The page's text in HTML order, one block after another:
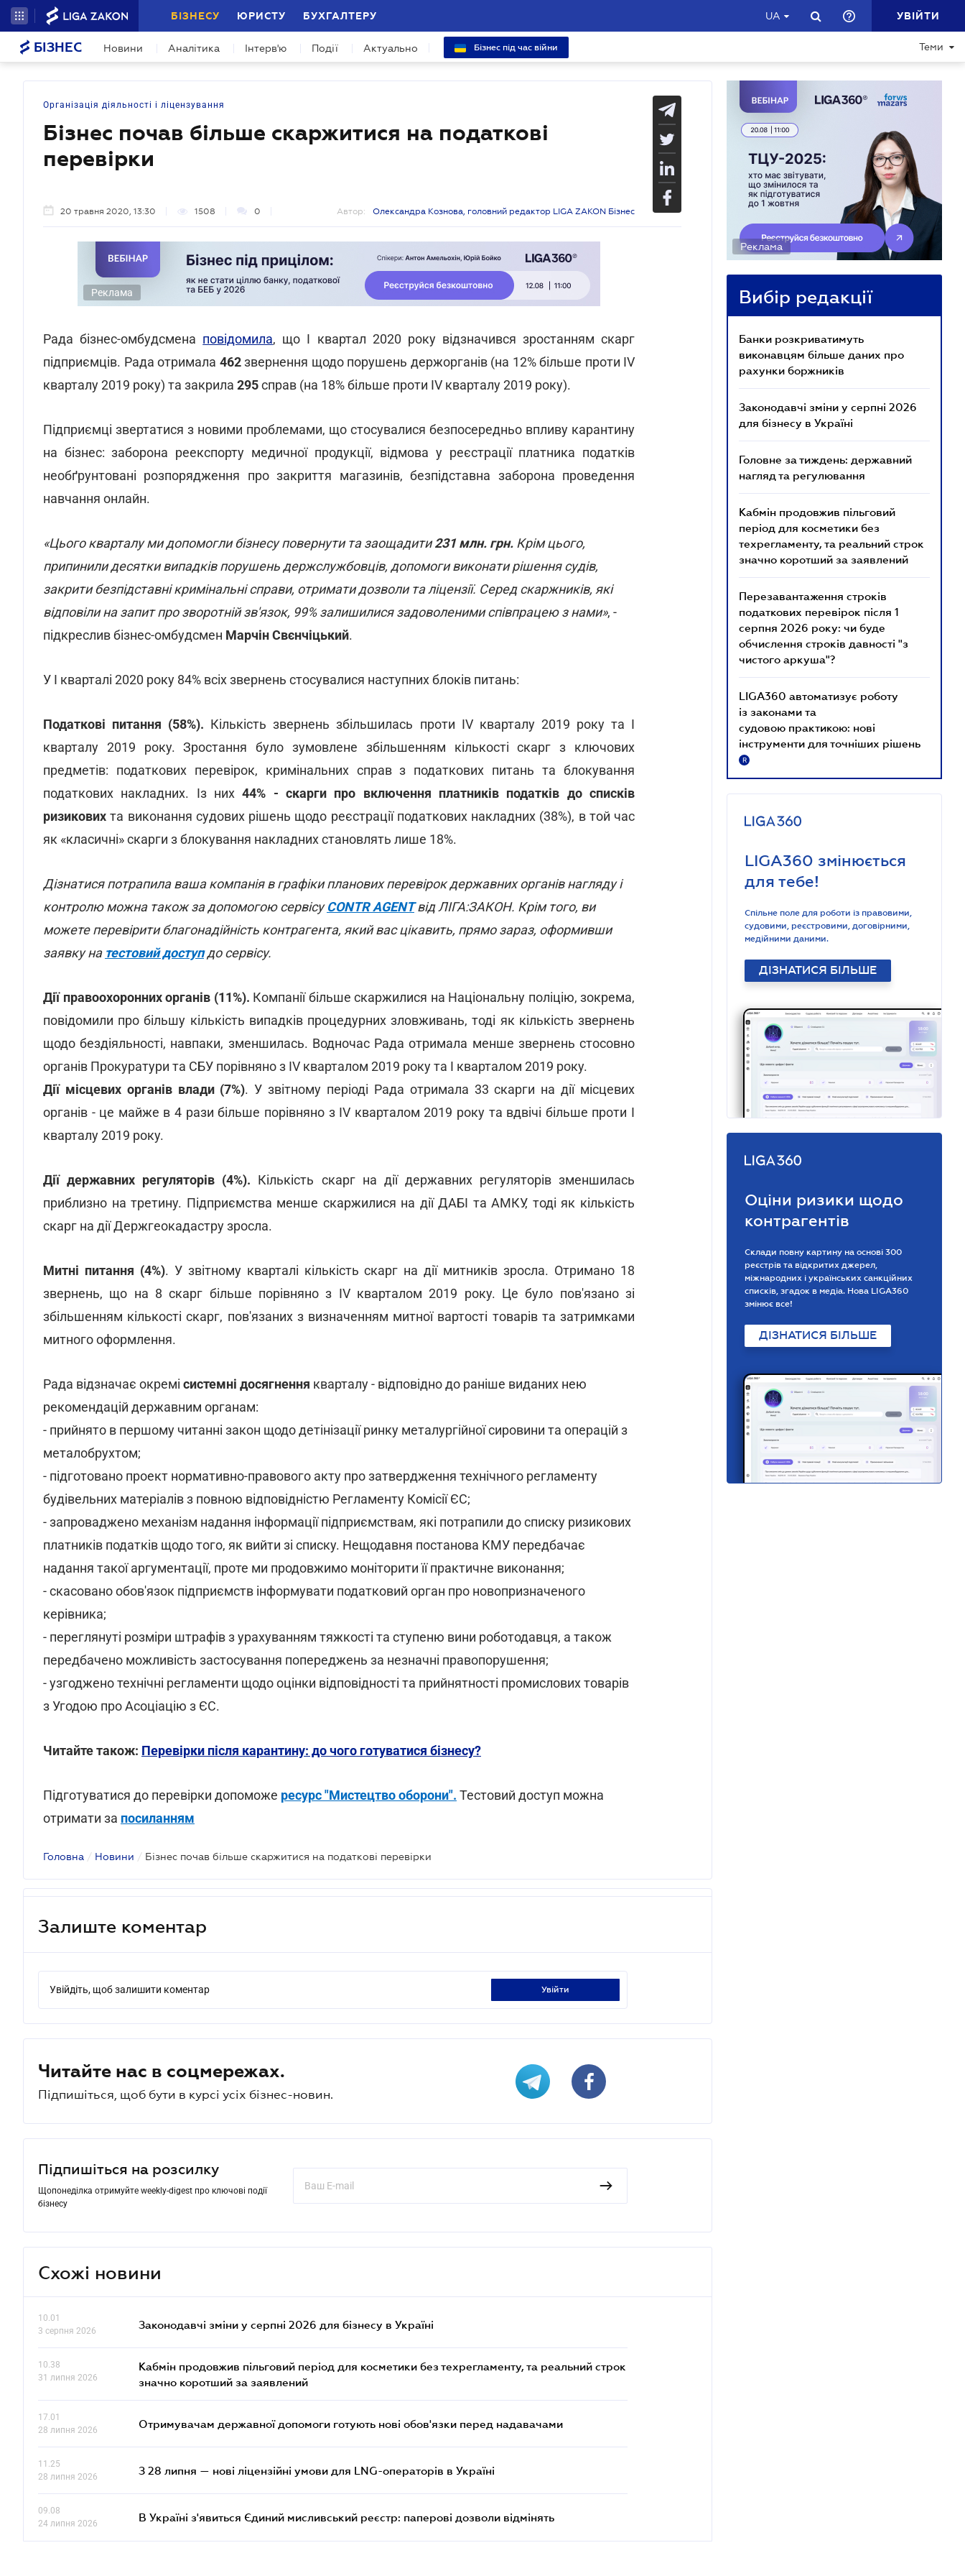
БІЗНЕСУ ЮРИСТУ БУХГАЛТЕРУ UA УВІЙТИ
БІЗНЕС Новини Аналітика Інтерв'ю Події Актуально Бізнес під час війни Теми
Організація діяльності і ліцензування
Бізнес почав більше скаржитися на податкові
перевірки
20 травня 2020, 13:30 1508 0 Автор: Олександра Кознова, головний редактор LIGA ZAKON Бізнес
Реклама
Рада бізнес-омбудсмена повідомила, що I квартал 2020 року відзначився зростанням скарг
підприємців. Рада отримала 462звернення щодо порушень держорганів (на 12% більше проти ІV
кварталу 2019 року) та закрила 295справ (на 18% більше проти ІV кварталу 2019 року).
Підприємці звертатися з новими проблемами, що стосувалися безпосередньо впливу карантину
на бізнес: заборона реекспорту медичної продукції, відмова у реєстрації платника податків
необґрунтовані розпорядження про закриття магазинів, безпідставна заборона проведення
навчання онлайн.
«Цього кварталу ми допомогли бізнесу повернути та заощадити231 млн. грн. Крім цього,
припинили десятки випадків порушень держслужбовців, допомоги виконати рішення судів,
закрити безпідставні кримінальні справи, отримати дозволи та ліцензії. Серед скаржників, які
відповіли на запит про зворотній зв'язок, 99% залишилися задоволеними співпрацею з нами», -
підкреслив бізнес-омбудсмен Марчін Свєнчіцький.
У І кварталі 2020 року 84% всіх звернень стосувалися наступних блоків питань:
Податкові питання (58%). Кількість звернень збільшилась проти ІV кварталу 2019 року та І
кварталу 2019 року. Зростання було зумовлене збільшенням кількості скарг з ключових
предметів: податкових перевірок, кримінальних справ з податкових питань та блокування
податкових накладних. Із них44% - скарги про включення платників податків до списків
ризиковихта виконання судових рішень щодо реєстрації податкових накладних (38%), в той час
як «класичні» скарги з блокування накладних становлять лише 18%.
Дізнатися потрапила ваша компанія в графіки планових перевірок державних органів нагляду і
контролю можна також за допомогою сервісуCONTR AGENTвід ЛІГА:ЗАКОН. Крім того, ви
можете перевірити благонадійність контрагента, який вас цікавить, прямо зараз, оформивши
заявку на тестовий доступдо сервісу.
Дії правоохоронних органів (11%). Компанії більше скаржилися на Національну поліцію, зокрема,
повідомили про більшу кількість випадків процедурних зловживань, тоді як кількість звернень
щодо бездіяльності, навпаки, зменшилась. Водночас Рада отримала менше звернень стосовно
органів Прокуратури та СБУ порівняно з ІV кварталом 2019 року та І кварталом 2019 року.
Дії місцевих органів влади (7%). У звітному періоді Рада отримала 33 скарги на дії місцевих
органів - це майже в 4 рази більше порівняно з IV кварталом 2019 року та вдвічі більше проти І
кварталу 2019 року.
Дії державних регуляторів (4%). Кількість скарг на дії державних регуляторів зменшилась
приблизно на третину. Підприємства менше скаржилися на дії ДАБІ та АМКУ, тоді як кількість
скарг на дії Держгеокадастру зросла.
Митні питання (4%). У звітному кварталі кількість скарг на дії митників зросла. Отримано 18
звернень, що на 8 скарг більше порівняно з IV кварталом 2019 року. Це було пов'язано зі
збільшенням кількості скарг, пов'язаних з визначенням митної вартості товарів та затримками
митного оформлення.
Рада відзначає окремі системні досягнення кварталу - відповідно до раніше виданих нею
рекомендацій державним органам:
- прийнято в першому читанні закон щодо детінізації ринку металургійної сировини та операцій з
металобрухтом;
- підготовано проект нормативно-правового акту про затвердження технічного регламенту
будівельних матеріалів з повною відповідністю Регламенту Комісії ЄС;
- запроваджено механізм надання інформації підприємствам, які потрапили до списку ризикових
платників податків щодо того, як вийти зі списку. Нещодавня постанова КМУ передбачає
надання такої аргументації, проте ми продовжимо моніторити її практичне виконання;
- скасовано обов'язок підприємств інформувати податковий орган про новопризначеного
керівника;
- переглянуті розміри штрафів з урахуванням тяжкості та ступеню вини роботодавця, а також
передбачено можливість застосування попереджень за незначні правопорушення;
- узгоджено технічні регламенти щодо оцінки відповідності та прийнятності промислових товарів
з Угодою про Асоціацію з ЄС.
Читайте також: Перевірки після карантину: до чого готуватися бізнесу?
Підготуватися до перевірки допоможе ресурс "Мистецтво оборони". Тестовий доступ можна
отримати за посиланням
Головна / Новини / Бізнес почав більше скаржитися на податкові перевірки
Залиште коментар
Увійдіть, щоб залишити коментар увійти
Читайте нас в соцмережах.
Підпишіться, щоб бути в курсі усіх бізнес-новин.
Підпишіться на розсилку
Щопонеділка отримуйте weekly-digest про ключові події
бізнесу
Схожі новини
10.01
3 серпня 2026
Законодавчі зміни у серпні 2026 для бізнесу в Україні
10.38
31 липня 2026
Кабмін продовжив пільговий період для косметики без техрегламенту, та реальний строк
значно коротший за заявлений
17.01
28 липня 2026
Отримувачам державної допомоги готують нові обов'язки перед надавачами
11.25
28 липня 2026
З 28 липня — нові ліцензійні умови для LNG-операторів в Україні
09.08
24 липня 2026
В Україні з'явиться Єдиний мисливський реєстр: паперові дозволи відмінять
Реклама
Вибір редакції
Банки розкриватимуть
виконавцям більше даних про
рахунки боржників
Законодавчі зміни у серпні 2026
для бізнесу в Україні
Головне за тиждень: державний
нагляд та регулювання
Кабмін продовжив пільговий
період для косметики без
техрегламенту, та реальний строк
значно коротший за заявлений
Перезавантаження строків
податкових перевірок після 1
серпня 2026 року: чи буде
обчислення строків давності "з
чистого аркуша"?
LIGA360 автоматизує роботу
із законами та
судовою практикою: нові
інструменти для точніших рішень
R
LIGA360 змінюється
для тебе!
Спільне поле для роботи із правовими,
судовими, реєстровими, договірними,
медійними даними.
ДІЗНАТИСЯ БІЛЬШЕ
Оціни ризики щодо
контрагентів
Склади повну картину на основі 300
реєстрів та відкритих джерел,
міжнародних і українських санкційних
списків, згадок в медіа. Нова LIGA360
змінює все!
ДІЗНАТИСЯ БІЛЬШЕ